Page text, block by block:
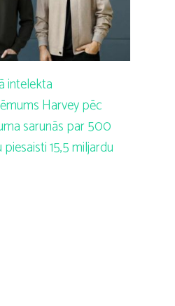
intelekta
Harvey pēc
sarunās par 500
15,5 miljardu